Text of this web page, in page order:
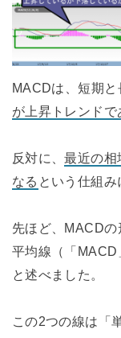
MACDは、短期
が上昇トレンド
反対に、最近の相
なる という仕組み
先ほど、MACD
平均線（「MACD
と述べました。
この2つの線は「